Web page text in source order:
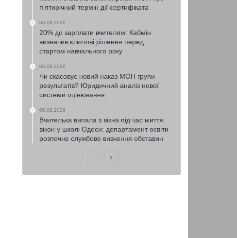
п’ятирічний термін дії сертифіката
06.08.2026
20% до зарплати вчителям: Кабмін
визначив ключові рішення перед
стартом навчального року
06.08.2026
Чи скасовує новий наказ МОН групи
результатів? Юридичний аналіз нової
системи оцінювання
05.08.2026
Вчителька випала з вікна під час миття
вікон у школі Одеси: департамент освіти
розпочне службове вивчення обставин
ПопередняНаступна